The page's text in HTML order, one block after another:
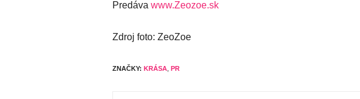
Predáva www.Zeozoe.sk
Zdroj foto: ZeoZoe
ZNAČKY: KRÁSA PR